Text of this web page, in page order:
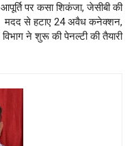
आपूर्ति पर कसा शिकंजा, जेसीबी की
मदद से हटाए 24 अवैध कनेक्शन,
विभाग ने शुरू की पेनल्टी की तैयारी